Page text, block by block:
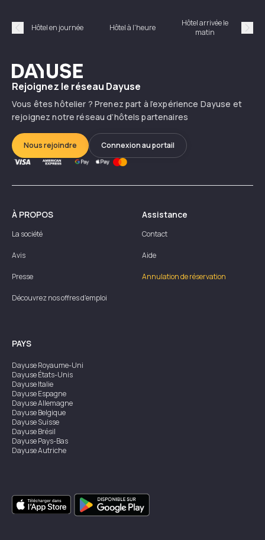
Précédent
Hôtel en journée Hôtel à l'heure
Hôtel arrivée le
matin
Dayuse
Rejoignez le réseau Dayuse
Vous êtes hôtelier ? Prenez part à l’expérience Dayuse et
rejoignez notre réseau d’hôtels partenaires
Nous rejoindre Connexion au portail
À PROPOS
La société
Avis
Presse
Découvrez nos offres d'emploi
Assistance
Contact
Aide
Annulation de réservation
PAYS
DayuseRoyaume-Uni
DayuseÉtats-Unis
DayuseItalie
DayuseEspagne
DayuseAllemagne
DayuseBelgique
DayuseSuisse
DayuseBrésil
DayusePays-Bas
DayuseAutriche
DayuseSingapour
DayuseSuède
DayuseThaïlande